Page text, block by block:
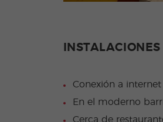
Conexión a internet
En el moderno
Cerca de